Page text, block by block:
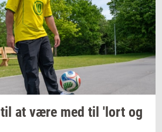
til at være med til 'lort og